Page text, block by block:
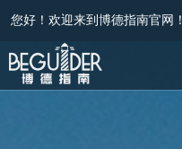
您好！欢迎来到博德指南官网！